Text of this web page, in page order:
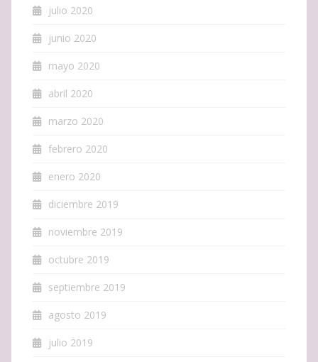
julio 2020
junio 2020
mayo 2020
abril 2020
marzo 2020
febrero 2020
enero 2020
diciembre 2019
noviembre 2019
octubre 2019
septiembre 2019
agosto 2019
julio 2019